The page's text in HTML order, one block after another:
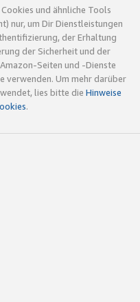
und ähnliche Tools
nur, um Dir Dienstleistungen
der Erhaltung
der Sicherheit und der
Seiten und -Dienste
verwenden. Um mehr darüber
lies bitte die Hinweise
.